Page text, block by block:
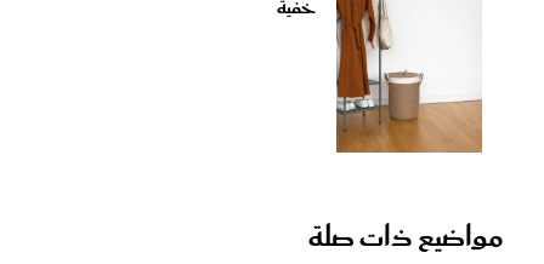
خفية
مواضيع ذات صلة